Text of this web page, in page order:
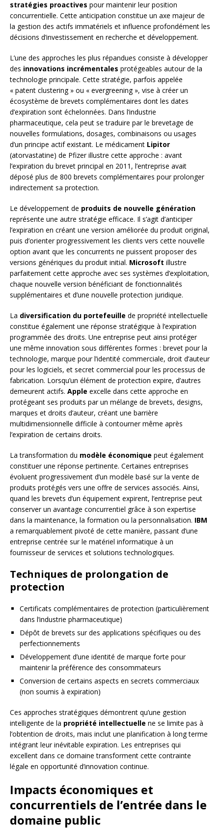
stratégies proactives pour maintenir leur position
concurrentielle. Cette anticipation constitue un axe majeur de
la gestion des actifs immatériels et influence profondément les
décisions d’investissement en recherche et développement.
L’une des approches les plus répandues consiste à développer
des innovations incrémentales protégeables autour de la
technologie principale. Cette stratégie, parfois appelée
« patent clustering » ou « evergreening », vise à créer un
écosystème de brevets complémentaires dont les dates
d’expiration sont échelonnées. Dans l’industrie
pharmaceutique, cela peut se traduire par le brevetage de
nouvelles formulations, dosages, combinaisons ou usages
d’un principe actif existant. Le médicament Lipitor
(atorvastatine) de Pfizer illustre cette approche : avant
l’expiration du brevet principal en 2011, l’entreprise avait
déposé plus de 800 brevets complémentaires pour prolonger
indirectement sa protection.
Le développement de produits de nouvelle génération
représente une autre stratégie efficace. Il s’agit d’anticiper
l’expiration en créant une version améliorée du produit original,
puis d’orienter progressivement les clients vers cette nouvelle
option avant que les concurrents ne puissent proposer des
versions génériques du produit initial. Microsoft illustre
parfaitement cette approche avec ses systèmes d’exploitation,
chaque nouvelle version bénéficiant de fonctionnalités
supplémentaires et d’une nouvelle protection juridique.
La diversification du portefeuille de propriété intellectuelle
constitue également une réponse stratégique à l’expiration
programmée des droits. Une entreprise peut ainsi protéger
une même innovation sous différentes formes : brevet pour la
technologie, marque pour l’identité commerciale, droit d’auteur
pour les logiciels, et secret commercial pour les processus de
fabrication. Lorsqu’un élément de protection expire, d’autres
demeurent actifs. Apple excelle dans cette approche en
protégeant ses produits par un mélange de brevets, designs,
marques et droits d’auteur, créant une barrière
multidimensionnelle difficile à contourner même après
l’expiration de certains droits.
La transformation du modèle économique peut également
constituer une réponse pertinente. Certaines entreprises
évoluent progressivement d’un modèle basé sur la vente de
produits protégés vers une offre de services associés. Ainsi,
quand les brevets d’un équipement expirent, l’entreprise peut
conserver un avantage concurrentiel grâce à son expertise
dans la maintenance, la formation ou la personnalisation. IBM
a remarquablement pivoté de cette manière, passant d’une
entreprise centrée sur le matériel informatique à un
fournisseur de services et solutions technologiques.
Techniques de prolongation de
protection
Certificats complémentaires de protection (particulièrement
dans l’industrie pharmaceutique)
Dépôt de brevets sur des applications spécifiques ou des
perfectionnements
Développement d’une identité de marque forte pour
maintenir la préférence des consommateurs
Conversion de certains aspects en secrets commerciaux
(non soumis à expiration)
Ces approches stratégiques démontrent qu’une gestion
intelligente de la propriété intellectuelle ne se limite pas à
l’obtention de droits, mais inclut une planification à long terme
intégrant leur inévitable expiration. Les entreprises qui
excellent dans ce domaine transforment cette contrainte
légale en opportunité d’innovation continue.
Impacts économiques et
concurrentiels de l’entrée dans le
domaine public